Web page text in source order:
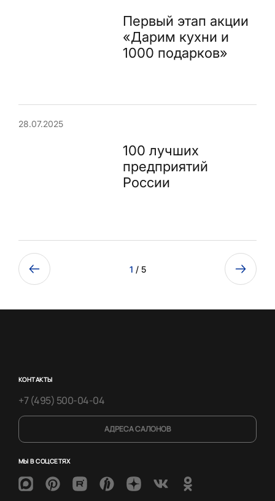
Первый этап акции
«Дарим кухни и
1000 подарков»
28.07.2025
100 лучших
предприятий
России
1 / 5
КОНТАКТЫ
+7 (495) 500-04-04
АДРЕСА САЛОНОВ
МЫ В СОЦСЕТЯХ